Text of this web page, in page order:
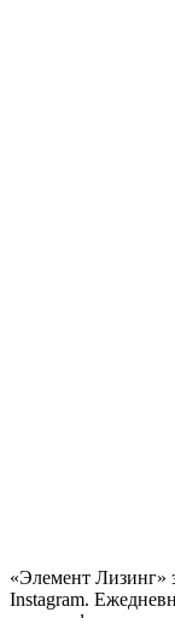
«Элемент Лизинг»
Instagram.